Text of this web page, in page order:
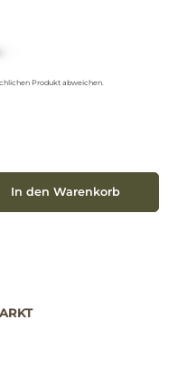
Produkt abweichen.
benutze die Schaltflächen um
In den Warenkorb